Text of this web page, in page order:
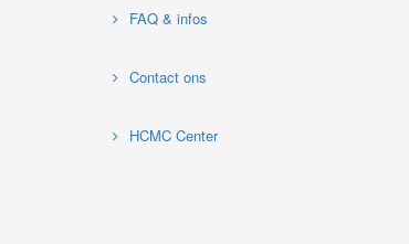
FAQ & infos
Contact ons
HCMC Center